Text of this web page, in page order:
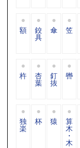
額 鉸
具
傘 笠
杵 杏
葉
釘
抜
轡
独
楽
杯 猿 算
木
・
木